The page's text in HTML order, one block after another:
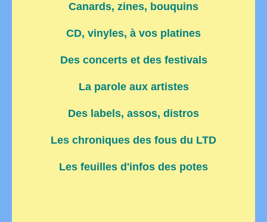
Canards, zines, bouquins
CD, vinyles, à vos platines
Des concerts et des festivals
La parole aux artistes
Des labels, assos, distros
Les chroniques des fous du LTD
Les feuilles d'infos des potes